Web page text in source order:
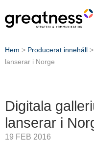
Hem > Producerat innehåll >
lanserar i Norge
Digitala
lanserar i
19 FEB 2016